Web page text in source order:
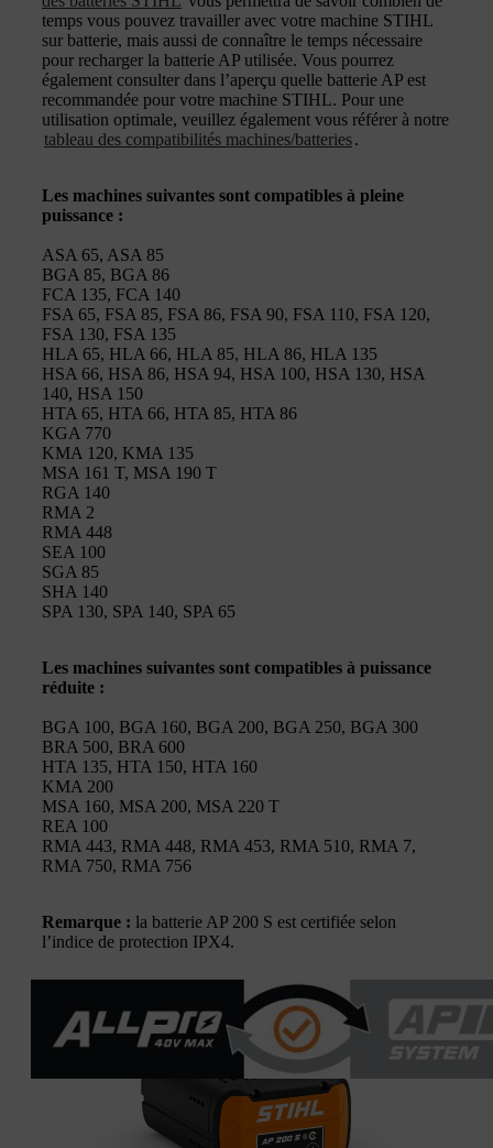
temps vous pouvez travailler avec votre machine STIHL
sur batterie, mais aussi de connaître le temps nécessaire
pour recharger la batterie AP utilisée. Vous pourrez
également consulter dans l’aperçu quelle batterie AP est
recommandée pour votre machine STIHL. Pour une
utilisation optimale, veuillez également vous référer à notre
tableau des compatibilités machines/batteries.
Les machines suivantes sont compatibles à pleine
puissance :
ASA 65, ASA 85
BGA 85, BGA 86
FCA 135, FCA 140
FSA 65, FSA 85, FSA 86, FSA 90, FSA 110, FSA 120,
FSA 130, FSA 135
HLA 65, HLA 66, HLA 85, HLA 86, HLA 135
HSA 66, HSA 86, HSA 94, HSA 100, HSA 130, HSA
140, HSA 150
HTA 65, HTA 66, HTA 85, HTA 86
KGA 770
KMA 120, KMA 135
MSA 161 T, MSA 190 T
RGA 140
RMA 2
RMA 448
SEA 100
SGA 85
SHA 140
SPA 130, SPA 140, SPA 65
Les machines suivantes sont compatibles à puissance
réduite :
BGA 100, BGA 160, BGA 200, BGA 250, BGA 300
BRA 500, BRA 600
HTA 135, HTA 150, HTA 160
KMA 200
MSA 160, MSA 200, MSA 220 T
REA 100
RMA 443, RMA 448, RMA 453, RMA 510, RMA 7,
RMA 750, RMA 756
Remarque : la batterie AP 200 S est certifiée selon
l’indice de protection IPX4.